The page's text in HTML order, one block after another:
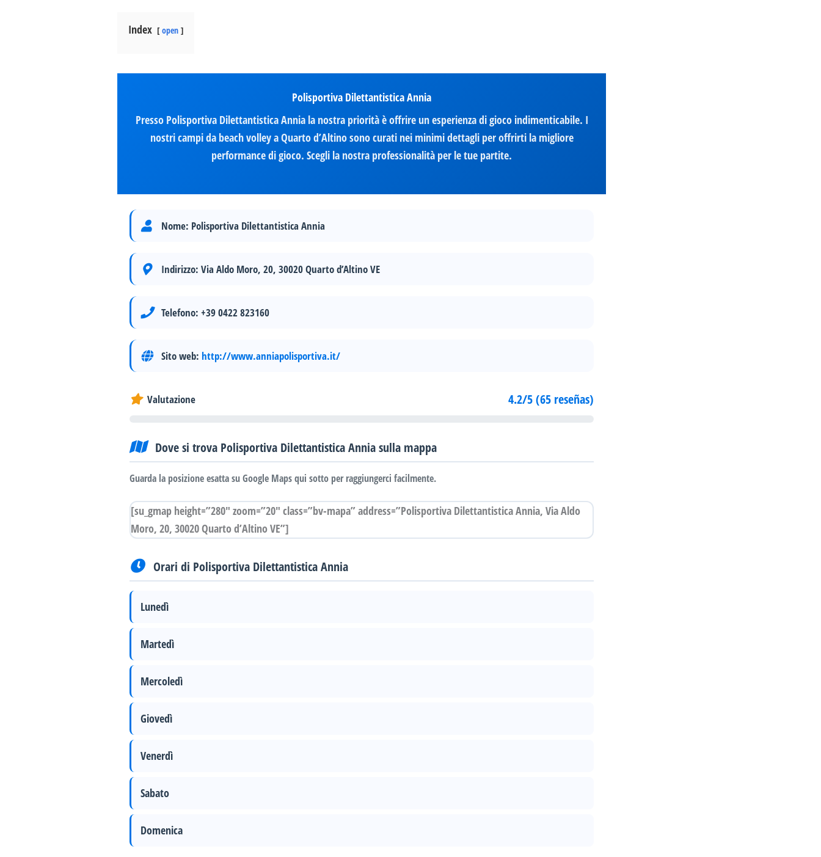
Index open
Polisportiva Dilettantistica Annia
Presso Polisportiva Dilettantistica Annia la nostra priorità è offrire un esperienza di gioco indimenticabile. I
nostri campi da beach volley a Quarto d’Altino sono curati nei minimi dettagli per offrirti la migliore
performance di gioco. Scegli la nostra professionalità per le tue partite.
Nome: Polisportiva Dilettantistica Annia
Indirizzo: Via Aldo Moro, 20, 30020 Quarto d’Altino VE
Telefono: +39 0422 823160
Sito web: http://www.anniapolisportiva.it/
Valutazione 4.2/5 (65 reseñas)
Dove si trova Polisportiva Dilettantistica Annia sulla mappa
Guarda la posizione esatta su Google Maps qui sotto per raggiungerci facilmente.
[su_gmap height=”280″ zoom=”20″ class=”bv-mapa” address=”Polisportiva Dilettantistica Annia, Via Aldo
Moro, 20, 30020 Quarto d’Altino VE”]
Orari di Polisportiva Dilettantistica Annia
Lunedì
Martedì
Mercoledì
Giovedì
Venerdì
Sabato
Domenica